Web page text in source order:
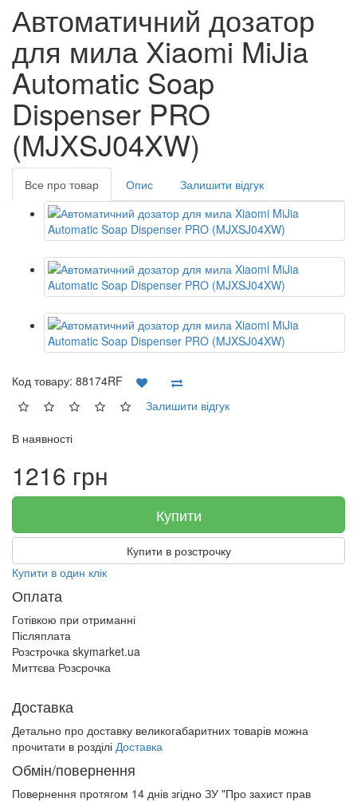
Автоматичний дозатор
для мила Xiaomi MiJia
Automatic Soap
Dispenser PRO
(MJXSJ04XW)
Все про товар Опис Залишити відгук
Код товару: 88174RF
Залишити відгук
В наявності
1216 грн
Купити
Купити в розстрочку
Купити в один клік
Оплата
Готівкою при отриманні
Післяплата
Розстрочка skymarket.ua
Миттєва Розсрочка
Доставка
Детально про доставку великогабаритних товарів можна
прочитати в розділі Доставка
Обмін/повернення
Повернення протягом 14 днів згідно ЗУ "Про захист прав